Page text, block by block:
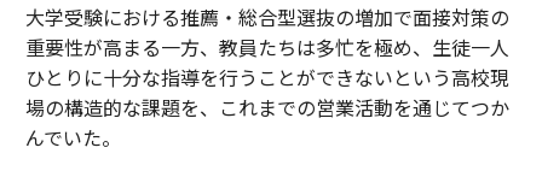
大学受験における推薦・総合型選抜の増加で面接対策の
重要性が高まる一方、教員たちは多忙を極め、生徒一人
ひとりに十分な指導を行うことができないという高校現
場の構造的な課題を、これまでの営業活動を通じてつか
んでいた。